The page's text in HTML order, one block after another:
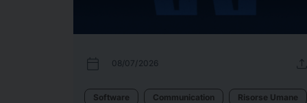
calendar_today 08/07/2026
Software Communication
Risorse Umane